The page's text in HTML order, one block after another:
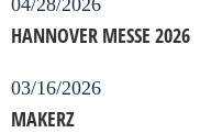
04/28/2026
HANNOVER MESSE 2026
03/16/2026
MAKERZ